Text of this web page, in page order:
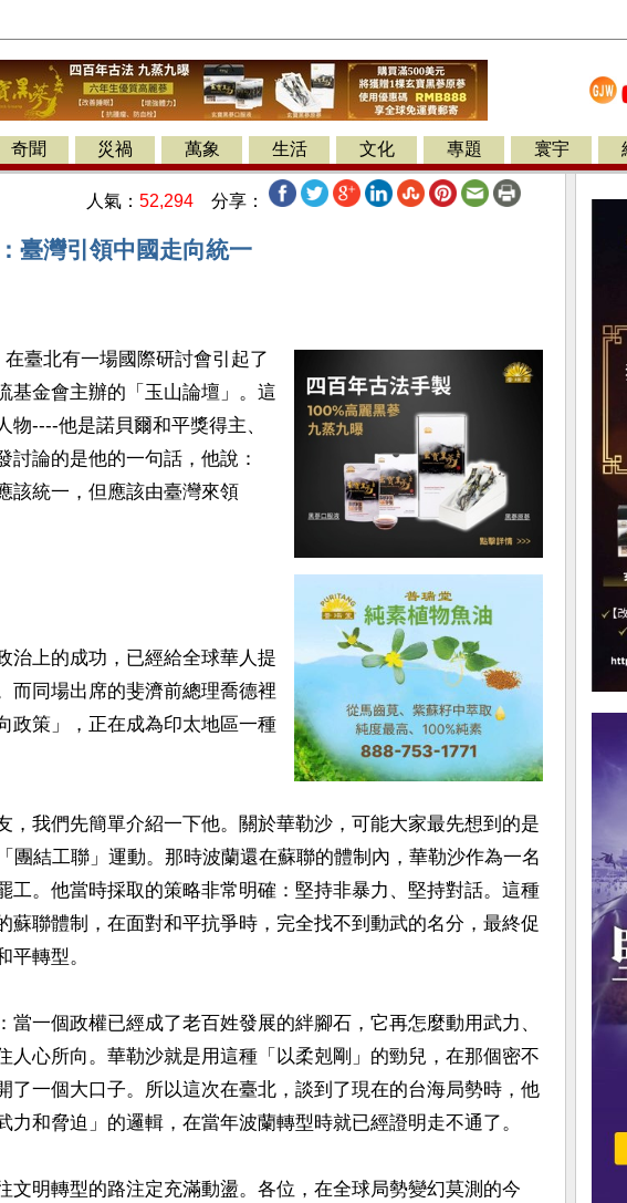
奇聞 災禍 萬象 生活 文化 專題 寰宇
人氣： 52,294 分享：
臺灣引領中國走向統一
在臺北有一場國際研討會引起了
基金會主辦的「玉山論壇」。這
物----他是諾貝爾和平獎得主、
討論的是他的一句話，他說：
該統一，但應該由臺灣來領
治上的成功，已經給全球華人提
而同場出席的斐濟前總理喬德裡
政策」，正在成為印太地區一種
，我們先簡單介紹一下他。關於華勒沙，可能大家最先想到的是
團結工聯」運動。那時波蘭還在蘇聯的體制內，華勒沙作為一名
工。他當時採取的策略非常明確：堅持非暴力、堅持對話。這種
蘇聯體制，在面對和平抗爭時，完全找不到動武的名分，最終促
平轉型。
當一個政權已經成了老百姓發展的絆腳石，它再怎麼動用武力、
人心所向。華勒沙就是用這種「以柔剋剛」的勁兒，在那個密不
了一個大口子。所以這次在臺北，談到了現在的台海局勢時，他
力和脅迫」的邏輯，在當年波蘭轉型時就已經證明走不通了。
文明轉型的路注定充滿動盪。各位，在全球局勢變幻莫測的今